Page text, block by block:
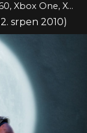
PC, PlayStation 4, PlayStation 5, Xbox 360, Xbox One, Xbox Series
srpen 2010)